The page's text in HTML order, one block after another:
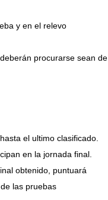
y en el relevo
procurarse sean de
el ultimo clasificado.
en la jornada final.
obtenido, puntuará
las pruebas